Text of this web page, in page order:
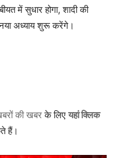
में सुधार होगा, शादी की
अध्याय शुरू करेंगे।
की खबरके लिए यहां क्लिक
हैं।